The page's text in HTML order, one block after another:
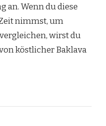
an. Wenn du diese
nimmst, um
wirst du
köstlicher Baklava